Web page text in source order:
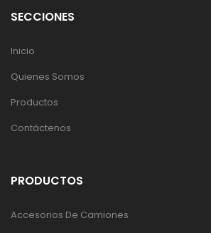
SECCIONES
Inicio
Quienes Somos
Productos
Contáctenos
PRODUCTOS
Accesorios De Camiones